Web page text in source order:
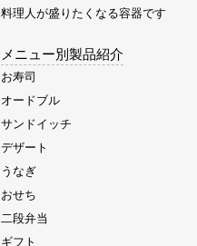
料理人が盛りたくなる容器です
メニュー別製品紹介
お寿司
オードブル
サンドイッチ
デザート
うなぎ
おせち
二段弁当
ギフト